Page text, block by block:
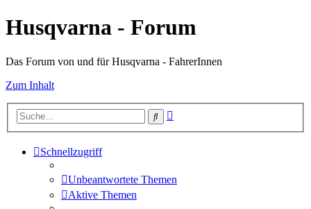
Husqvarna - Forum
Das Forum von und für Husqvarna - FahrerInnen
Zum Inhalt
Suche
Schnellzugriff
Unbeantwortete Themen
Aktive Themen